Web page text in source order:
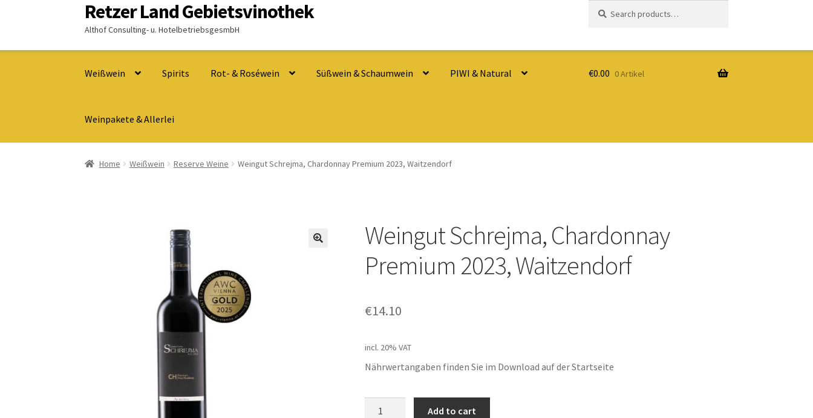
Zur
Navigation
Zum
Inhalt
Retzer Land Gebietsvinothek
Althof Consulting- u. HotelbetriebsgesmbH
for:
Weißwein Spirits Rot- & Roséwein Süßwein & Schaumwein PIWI & Natural
Weinpakete & Allerlei
€0.00 0 Artikel
Home Weißwein Reserve Weine Weingut Schrejma, Chardonnay Premium 2023, Waitzendorf
Weingut Schrejma, Chardonnay
Premium 2023, Waitzendorf
€14.10
incl. 20% VAT
Nährwertangaben finden Sie im Download auf der Startseite
Add to cart